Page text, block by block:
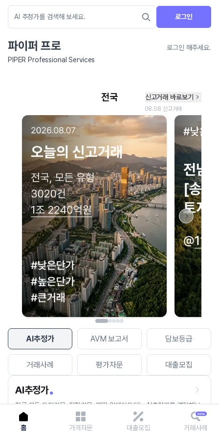
로그인
파이퍼 프로
로그인 해주세요.
PIPER Professional Services
AI추정가 AVM 보고서 담보등급
거래사례 평가자문 대출모집
AI추정가
전국 모든 토지건물, 집합건물, 매월 업데이트되는 AI추정가를 경험해보
세요.
네이버 지도 연결 안내
현재 네이버 지도 연결이 원활하지 않아 지도를 불러올 수 없습니다.
이용에 불편을 드려 죄송합니다.
다시 시도
홈 가격자문 대출모집 거래사례